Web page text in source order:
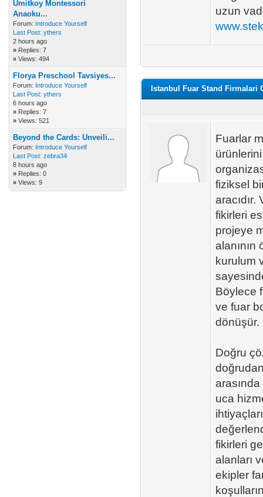
Umitkoy Montessori
Anaoku...
Forum: Introduce Yourself
Last Post: ythers
2 hours ago
» Replies: 7
» Views: 494
Florya Preschool Tavsiyes...
Forum: Introduce Yourself
Last Post: ythers
6 hours ago
» Replies: 7
» Views: 521
Beyond the Cards: Unveili...
Forum: Introduce Yourself
Last Post: zebra34
8 hours ago
» Replies: 0
» Views: 9
uzun
Istanbul Fuar Stand Firmalari
Fuarlar
fiziksel
fikirleri
projeye
kurulum
Böylece
ve fuar
dönüşür.
Doğru
uca
fikirleri
alanları
ekipler